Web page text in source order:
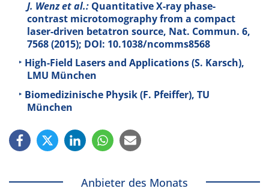
J. Wenz et al.: Quantitative X-ray phase-
contrast microtomography from a compact
laser-driven betatron source, Nat. Commun. 6,
7568 (2015); DOI: 10.1038/ncomms8568
High-Field Lasers and Applications (S. Karsch),
LMU München
Biomedizinische Physik (F. Pfeiffer), TU
München
Anbieter des Monats